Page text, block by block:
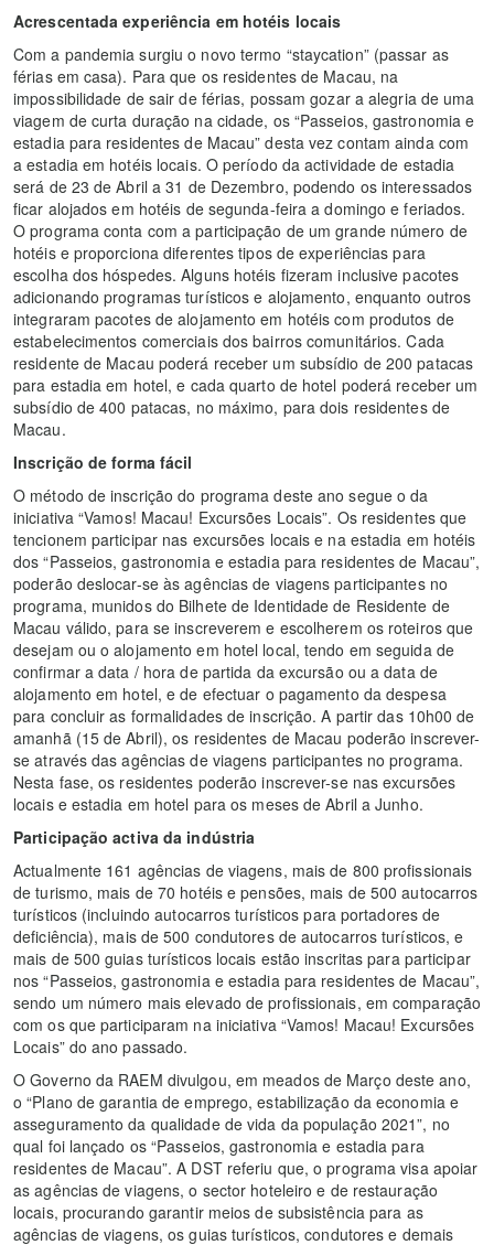
Acrescentada experiência em hotéis locais
Com a pandemia surgiu o novo termo “staycation” (passar as
férias em casa). Para que os residentes de Macau, na
impossibilidade de sair de férias, possam gozar a alegria de uma
viagem de curta duração na cidade, os “Passeios, gastronomia e
estadia para residentes de Macau” desta vez contam ainda com
a estadia em hotéis locais. O período da actividade de estadia
será de 23 de Abril a 31 de Dezembro, podendo os interessados
ficar alojados em hotéis de segunda-feira a domingo e feriados.
O programa conta com a participação de um grande número de
hotéis e proporciona diferentes tipos de experiências para
escolha dos hóspedes. Alguns hotéis fizeram inclusive pacotes
adicionando programas turísticos e alojamento, enquanto outros
integraram pacotes de alojamento em hotéis com produtos de
estabelecimentos comerciais dos bairros comunitários. Cada
residente de Macau poderá receber um subsídio de 200 patacas
para estadia em hotel, e cada quarto de hotel poderá receber um
subsídio de 400 patacas, no máximo, para dois residentes de
Macau.
Inscrição de forma fácil
O método de inscrição do programa deste ano segue o da
iniciativa “Vamos! Macau! Excursões Locais”. Os residentes que
tencionem participar nas excursões locais e na estadia em hotéis
dos “Passeios, gastronomia e estadia para residentes de Macau”,
poderão deslocar-se às agências de viagens participantes no
programa, munidos do Bilhete de Identidade de Residente de
Macau válido, para se inscreverem e escolherem os roteiros que
desejam ou o alojamento em hotel local, tendo em seguida de
confirmar a data / hora de partida da excursão ou a data de
alojamento em hotel, e de efectuar o pagamento da despesa
para concluir as formalidades de inscrição. A partir das 10h00 de
amanhã (15 de Abril), os residentes de Macau poderão inscrever-
se através das agências de viagens participantes no programa.
Nesta fase, os residentes poderão inscrever-se nas excursões
locais e estadia em hotel para os meses de Abril a Junho.
Participação activa da indústria
Actualmente 161 agências de viagens, mais de 800 profissionais
de turismo, mais de 70 hotéis e pensões, mais de 500 autocarros
turísticos (incluindo autocarros turísticos para portadores de
deficiência), mais de 500 condutores de autocarros turísticos, e
mais de 500 guias turísticos locais estão inscritas para participar
nos “Passeios, gastronomia e estadia para residentes de Macau”,
sendo um número mais elevado de profissionais, em comparação
com os que participaram na iniciativa “Vamos! Macau! Excursões
Locais” do ano passado.
O Governo da RAEM divulgou, em meados de Março deste ano,
o “Plano de garantia de emprego, estabilização da economia e
asseguramento da qualidade de vida da população 2021”, no
qual foi lançado os “Passeios, gastronomia e estadia para
residentes de Macau”. A DST referiu que, o programa visa apoiar
as agências de viagens, o sector hoteleiro e de restauração
locais, procurando garantir meios de subsistência para as
agências de viagens, os guias turísticos, condutores e demais